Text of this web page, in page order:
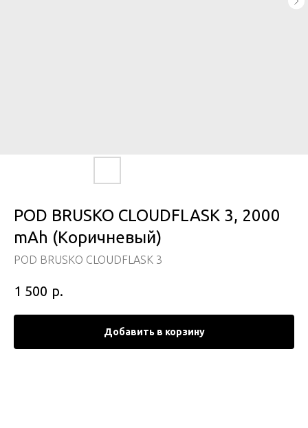
POD BRUSKO CLOUDFLASK 3, 2000
mAh (Коричневый)
POD BRUSKO CLOUDFLASK 3
1 500 р.
Добавить в корзину